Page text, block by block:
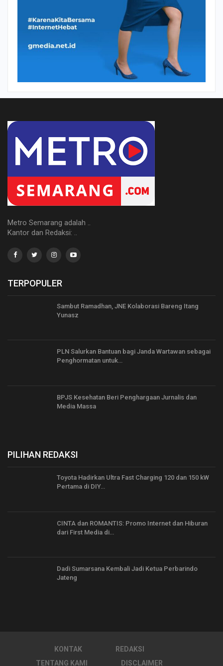
Metro Semarang adalah ..
Kantor dan Redaksi: ..
TERPOPULER
Sambut Ramadhan, JNE Kolaborasi Bareng Itang
Yunasz
PLN Salurkan Bantuan bagi Janda Wartawan sebagai
Penghormatan untuk…
BPJS Kesehatan Beri Penghargaan Jurnalis dan
Media Massa
PILIHAN REDAKSI
Toyota Hadirkan Ultra Fast Charging 120 dan 150 kW
Pertama di DIY…
CINTA dan ROMANTIS: Promo Internet dan Hiburan
dari First Media di…
Dadi Sumarsana Kembali Jadi Ketua Perbarindo
Jateng
KONTAK
REDAKSI
TENTANG KAMI
DISCLAIMER